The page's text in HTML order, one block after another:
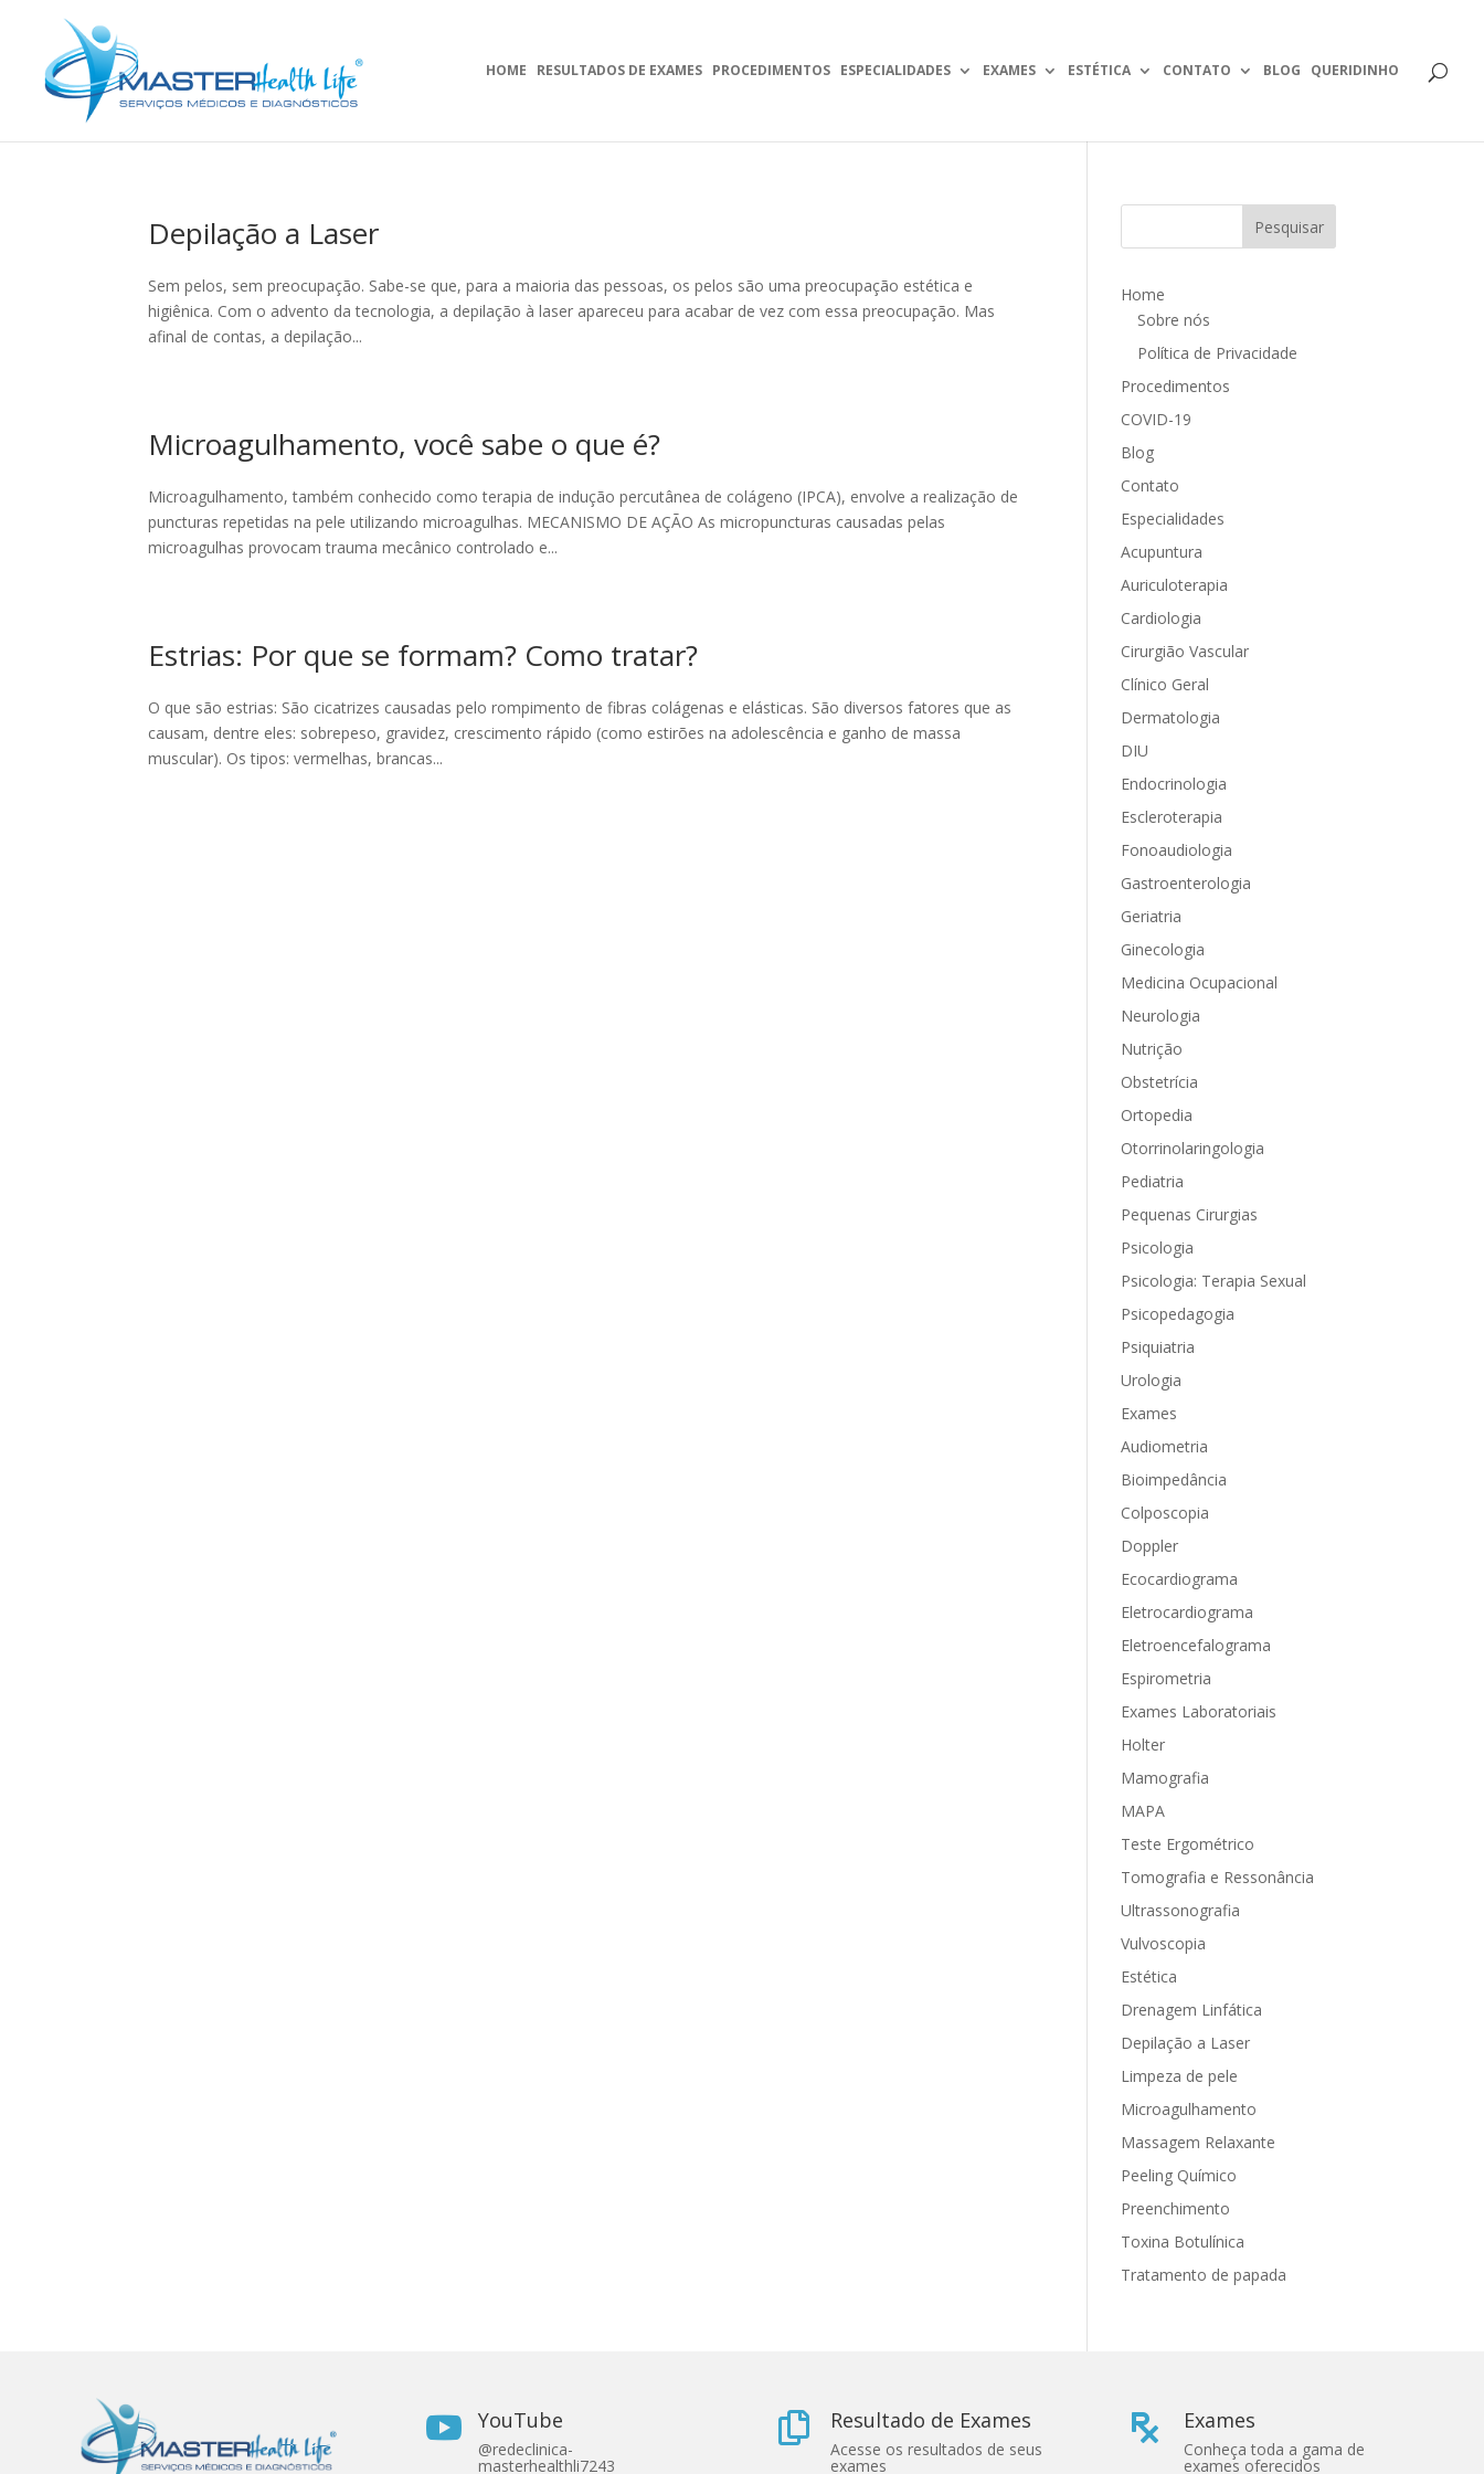
HOME RESULTADOS DE EXAMES PROCEDIMENTOS ESPECIALIDADES EXAMES ESTÉTICA CONTATO BLOG QUERIDINHO
Depilação a Laser
Sem pelos, sem preocupação. Sabe-se que, para a maioria das pessoas, os pelos são uma preocupação estética e
higiênica. Com o advento da tecnologia, a depilação à laser apareceu para acabar de vez com essa preocupação. Mas
afinal de contas, a depilação...
Microagulhamento, você sabe o que é?
Microagulhamento, também conhecido como terapia de indução percutânea de colágeno (IPCA), envolve a realização de
puncturas repetidas na pele utilizando microagulhas. MECANISMO DE AÇÃO As micropuncturas causadas pelas
microagulhas provocam trauma mecânico controlado e...
Estrias: Por que se formam? Como tratar?
O que são estrias: São cicatrizes causadas pelo rompimento de fibras colágenas e elásticas. São diversos fatores que as
causam, dentre eles: sobrepeso, gravidez, crescimento rápido (como estirões na adolescência e ganho de massa
muscular). Os tipos: vermelhas, brancas...
Home
Sobre nós
Política de Privacidade
Procedimentos
COVID-19
Blog
Contato
Especialidades
Acupuntura
Auriculoterapia
Cardiologia
Cirurgião Vascular
Clínico Geral
Dermatologia
DIU
Endocrinologia
Escleroterapia
Fonoaudiologia
Gastroenterologia
Geriatria
Ginecologia
Medicina Ocupacional
Neurologia
Nutrição
Obstetrícia
Ortopedia
Otorrinolaringologia
Pediatria
Pequenas Cirurgias
Psicologia
Psicologia: Terapia Sexual
Psicopedagogia
Psiquiatria
Urologia
Exames
Audiometria
Bioimpedância
Colposcopia
Doppler
Ecocardiograma
Eletrocardiograma
Eletroencefalograma
Espirometria
Exames Laboratoriais
Holter
Mamografia
MAPA
Teste Ergométrico
Tomografia e Ressonância
Ultrassonografia
Vulvoscopia
Estética
Drenagem Linfática
Depilação a Laser
Limpeza de pele
Microagulhamento
Massagem Relaxante
Peeling Químico
Preenchimento
Toxina Botulínica
Tratamento de papada
 YouTube
@redeclinica-
masterhealthli7243
 Resultado de Exames
Acesse os resultados de seus
exames
 Exames
Conheça toda a gama de
exames oferecidos